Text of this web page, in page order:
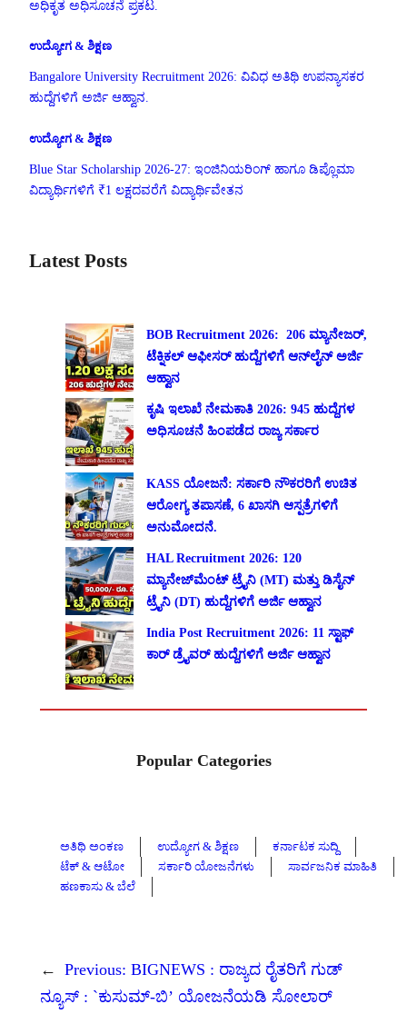
ಅಧಿಕೃತ ಅಧಿಸೂಚನೆ ಪ್ರಕಟ.
ಉದ್ಯೋಗ & ಶಿಕ್ಷಣ
Bangalore University Recruitment 2026: ವಿವಿಧ ಅತಿಥಿ ಉಪನ್ಯಾಸಕರ
ಹುದ್ದೆಗಳಿಗೆ ಅರ್ಜಿ ಆಹ್ವಾನ.
ಉದ್ಯೋಗ & ಶಿಕ್ಷಣ
Blue Star Scholarship 2026-27: ಇಂಜಿನಿಯರಿಂಗ್ ಹಾಗೂ ಡಿಪ್ಲೊಮಾ
ವಿದ್ಯಾರ್ಥಿಗಳಿಗೆ ₹1 ಲಕ್ಷದವರೆಗೆ ವಿದ್ಯಾರ್ಥಿವೇತನ
Latest Posts
BOB Recruitment 2026: 206 ಮ್ಯಾನೇಜರ್,
ಟೆಕ್ನಿಕಲ್ ಆಫೀಸರ್ ಹುದ್ದೆಗಳಿಗೆ ಆನ್‌ಲೈನ್ ಅರ್ಜಿ
ಆಹ್ವಾನ
ಕೃಷಿ ಇಲಾಖೆ ನೇಮಕಾತಿ 2026: 945 ಹುದ್ದೆಗಳ
ಅಧಿಸೂಚನೆ ಹಿಂಪಡೆದ ರಾಜ್ಯ ಸರ್ಕಾರ
KASS ಯೋಜನೆ: ಸರ್ಕಾರಿ ನೌಕರರಿಗೆ ಉಚಿತ
ಆರೋಗ್ಯ ತಪಾಸಣೆ, 6 ಖಾಸಗಿ ಆಸ್ಪತ್ರೆಗಳಿಗೆ
ಅನುಮೋದನೆ.
HAL Recruitment 2026: 120
ಮ್ಯಾನೇಜ್‌ಮೆಂಟ್ ಟ್ರೈನಿ (MT) ಮತ್ತು ಡಿಸೈನ್
ಟ್ರೈನಿ (DT) ಹುದ್ದೆಗಳಿಗೆ ಅರ್ಜಿ ಆಹ್ವಾನ
India Post Recruitment 2026: 11 ಸ್ಟಾಫ್
ಕಾರ್ ಡ್ರೈವರ್ ಹುದ್ದೆಗಳಿಗೆ ಅರ್ಜಿ ಆಹ್ವಾನ
Popular Categories
ಅತಿಥಿ ಅಂಕಣ ಉದ್ಯೋಗ & ಶಿಕ್ಷಣ
ಕರ್ನಾಟಕ ಸುದ್ದಿ
ಟೆಕ್ & ಆಟೋ
ಸರ್ಕಾರಿ ಯೋಜನೆಗಳು
ಸಾರ್ವಜನಿಕ ಮಾಹಿತಿ
ಹಣಕಾಸು & ಬೆಲೆ
← Previous: BIGNEWS : ರಾಜ್ಯದ ರೈತರಿಗೆ ಗುಡ್
ನ್ಯೂಸ್ : `ಕುಸುಮ್-ಬಿ’ ಯೋಜನೆಯಡಿ ಸೋಲಾರ್